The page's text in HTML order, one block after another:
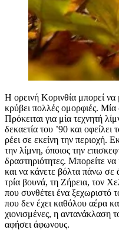
Η ορεινή Κορινθία μπορεί
κρύβει πολλές ομορφιές. Μία
Πρόκειται για μία τεχνητή
δεκαετία του ’90 και
ρέει σε εκείνη την περιοχή.
την λίμνη, όποιος την
δραστηριότητες. Μπορείτε
και να κάνετε βόλτα πάνω σε
τρία βουνά, τη Ζήρεια, τον
που συνθέτει ένα ξεχωριστό
που δεν έχει καθόλου αέρα
χιονισμένες, η αντανάκλαση
αφήσει άφωνους.